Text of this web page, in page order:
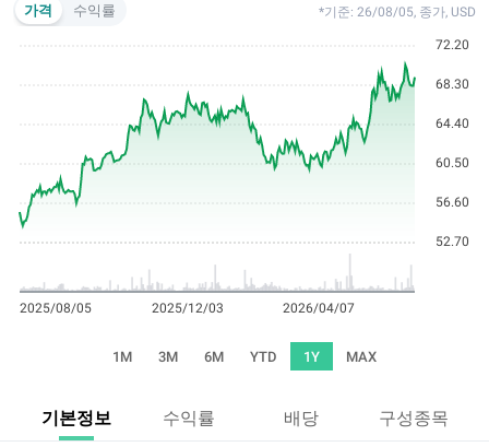
가격 수익률 *기준: 26/08/05, 종가, USD
1M 3M 6M YTD 1Y MAX
기본정보 수익률 배당 구성종목